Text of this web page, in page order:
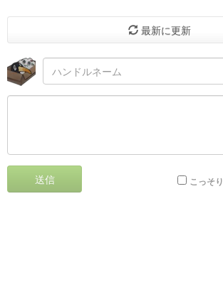
最新に更新
送信 こっそり